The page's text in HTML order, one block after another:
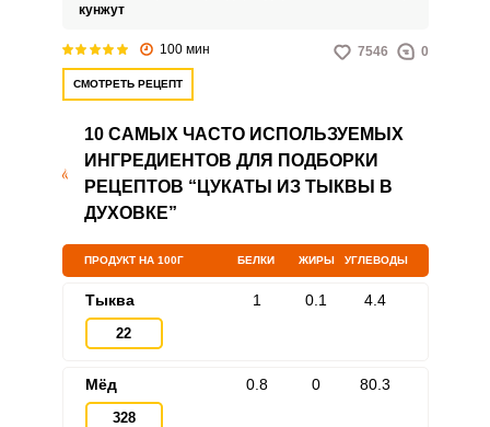
кунжут
100 мин 7546 0
СМОТРЕТЬ РЕЦЕПТ
10 САМЫХ ЧАСТО ИСПОЛЬЗУЕМЫХ
ИНГРЕДИЕНТОВ ДЛЯ ПОДБОРКИ
РЕЦЕПТОВ “ЦУКАТЫ ИЗ ТЫКВЫ В
ДУХОВКЕ”
ПРОДУКТ НА 100Г БЕЛКИ ЖИРЫ УГЛЕВОДЫ
Тыква
22
1 0.1 4.4
Мёд
328
0.8 0 80.3